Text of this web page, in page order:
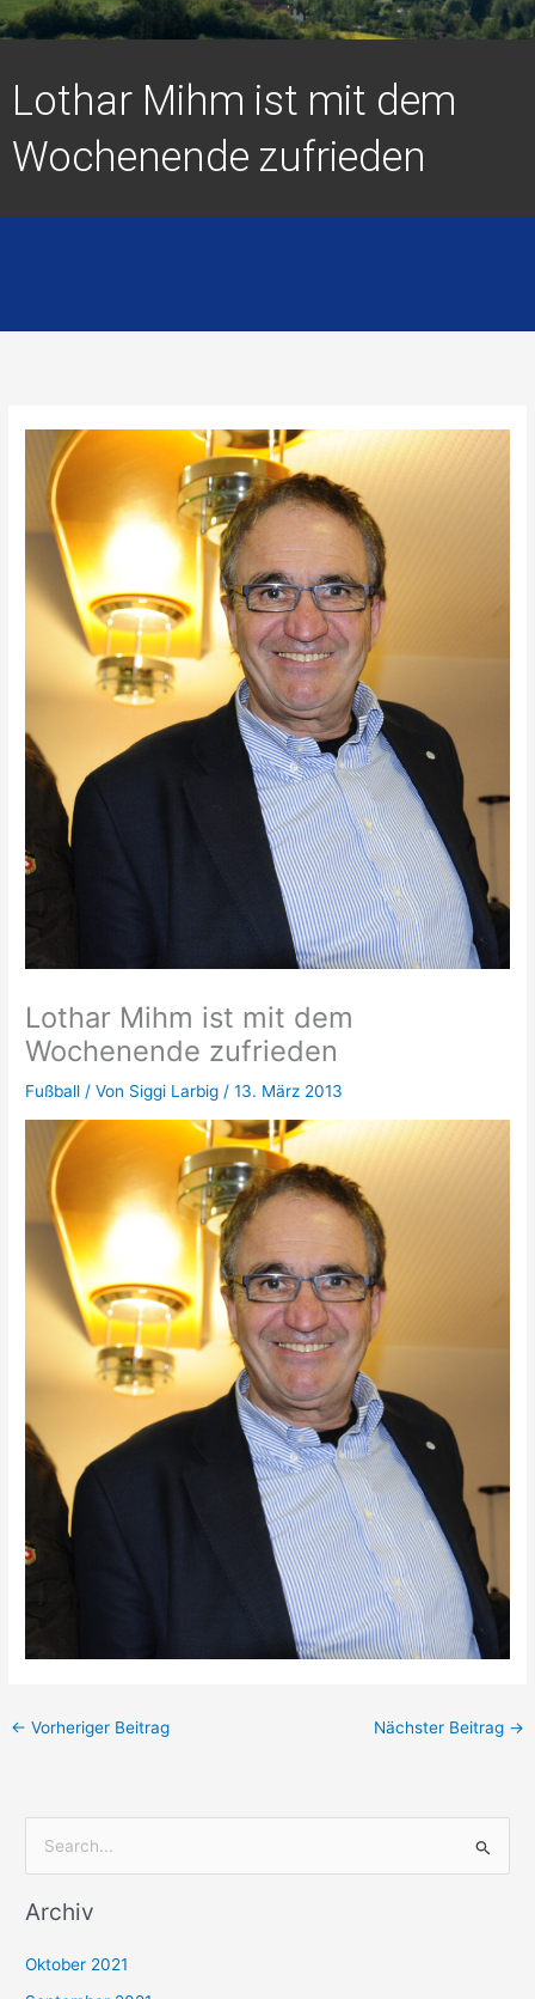
Lothar Mihm ist mit dem
Wochenende zufrieden
Lothar Mihm ist mit dem
Wochenende zufrieden
Fußball / Von Siggi Larbig/13. März 2013
← Vorheriger Beitrag Nächster Beitrag →
c
Archiv
Oktober 2021